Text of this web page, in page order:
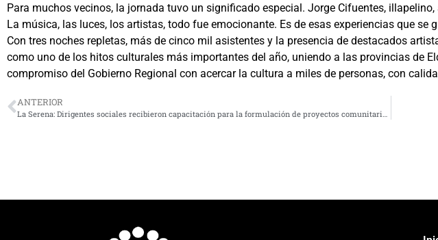
Para muchos vecinos, la jornada tuvo un significado especial. Jorge Cifuentes,
La música, las luces, los artistas, todo fue emocionante. Es de esas experiencias que se
Con tres noches repletas, más de cinco mil asistentes y la presencia de destacados
como uno de los hitos culturales más importantes del año, uniendo a las provincias de
compromiso del Gobierno Regional con acercar la cultura a miles de personas, con
ANTERIOR